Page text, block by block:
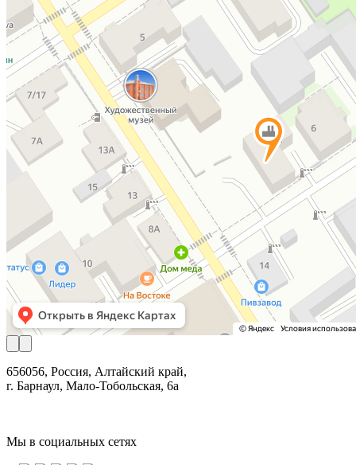
656056, Россия, Алтайский край,
г. Барнаул, Мало-Тобольская, 6а
Мы в социальных сетях